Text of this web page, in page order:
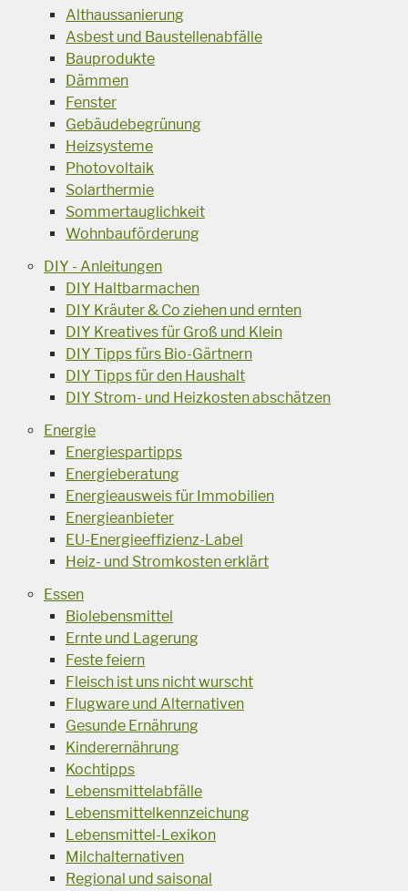
Althaussanierung
Asbest und Baustellenabfälle
Bauprodukte
Dämmen
Fenster
Gebäudebegrünung
Heizsysteme
Photovoltaik
Solarthermie
Sommertauglichkeit
Wohnbauförderung
DIY - Anleitungen
DIY Haltbarmachen
DIY Kräuter & Co ziehen und ernten
DIY Kreatives für Groß und Klein
DIY Tipps fürs Bio-Gärtnern
DIY Tipps für den Haushalt
DIY Strom- und Heizkosten abschätzen
Energie
Energiespartipps
Energieberatung
Energieausweis für Immobilien
Energieanbieter
EU-Energieeffizienz-Label
Heiz- und Stromkosten erklärt
Essen
Biolebensmittel
Ernte und Lagerung
Feste feiern
Fleisch ist uns nicht wurscht
Flugware und Alternativen
Gesunde Ernährung
Kinderernährung
Kochtipps
Lebensmittelabfälle
Lebensmittelkennzeichung
Lebensmittel-Lexikon
Milchalternativen
Regional und saisonal